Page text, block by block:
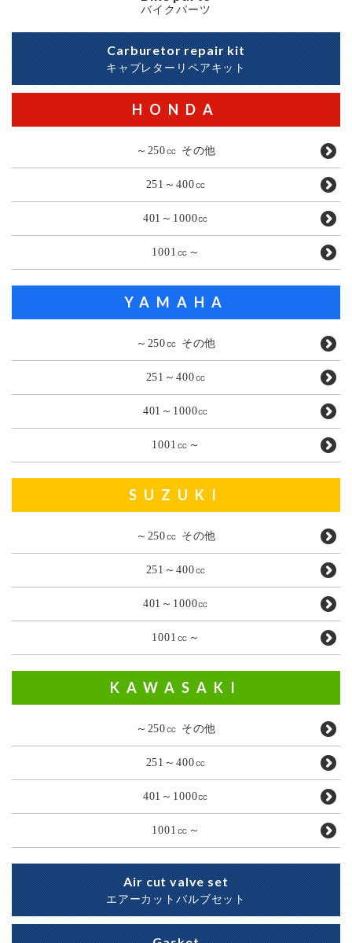
バイクパーツ
Carburetor repair kit
キャブレターリペアキット
HONDA
～250㏄ その他
251～400㏄
401～1000㏄
1001㏄～
YAMAHA
～250㏄ その他
251～400㏄
401～1000㏄
1001㏄～
SUZUKI
～250㏄ その他
251～400㏄
401～1000㏄
1001㏄～
KAWASAKI
～250㏄ その他
251～400㏄
401～1000㏄
1001㏄～
Air cut valve set
エアーカットバルブセット